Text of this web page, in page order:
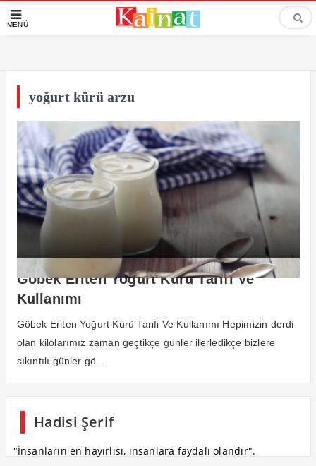
MENÜ
yoğurt kürü arzu
Göbek Eriten Yoğurt Kürü Tarifi Ve
Kullanımı
Göbek Eriten Yoğurt Kürü Tarifi Ve Kullanımı Hepimizin derdi
olan kilolarımız zaman geçtikçe günler ilerledikçe bizlere
sıkıntılı günler gö...
Hadisi Şerif
"İnsanların en hayırlısı, insanlara faydalı olandır".